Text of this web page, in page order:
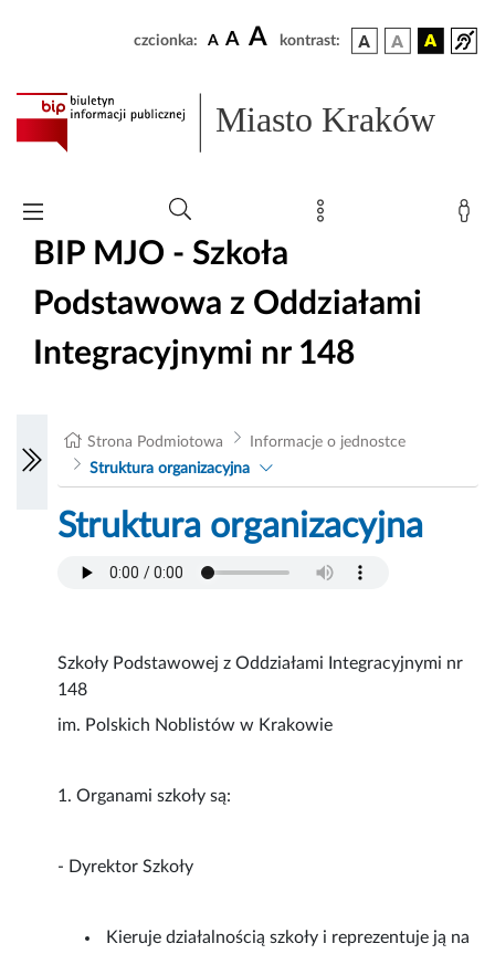
czcionka: A A A kontrast:
Miasto Kraków
BIP MJO - Szkoła
Podstawowa z Oddziałami
Integracyjnymi nr 148
Strona Podmiotowa
Informacje o jednostce
Struktura organizacyjna
Struktura organizacyjna
Szkoły Podstawowej z Oddziałami Integracyjnymi nr
148
im. Polskich Noblistów w Krakowie
1. Organami szkoły są:
- Dyrektor Szkoły
Kieruje działalnością szkoły i reprezentuje ją na